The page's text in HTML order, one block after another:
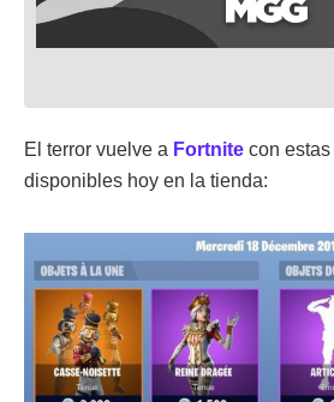
El terror vuelve a Fortnite con
disponibles hoy en la tienda: